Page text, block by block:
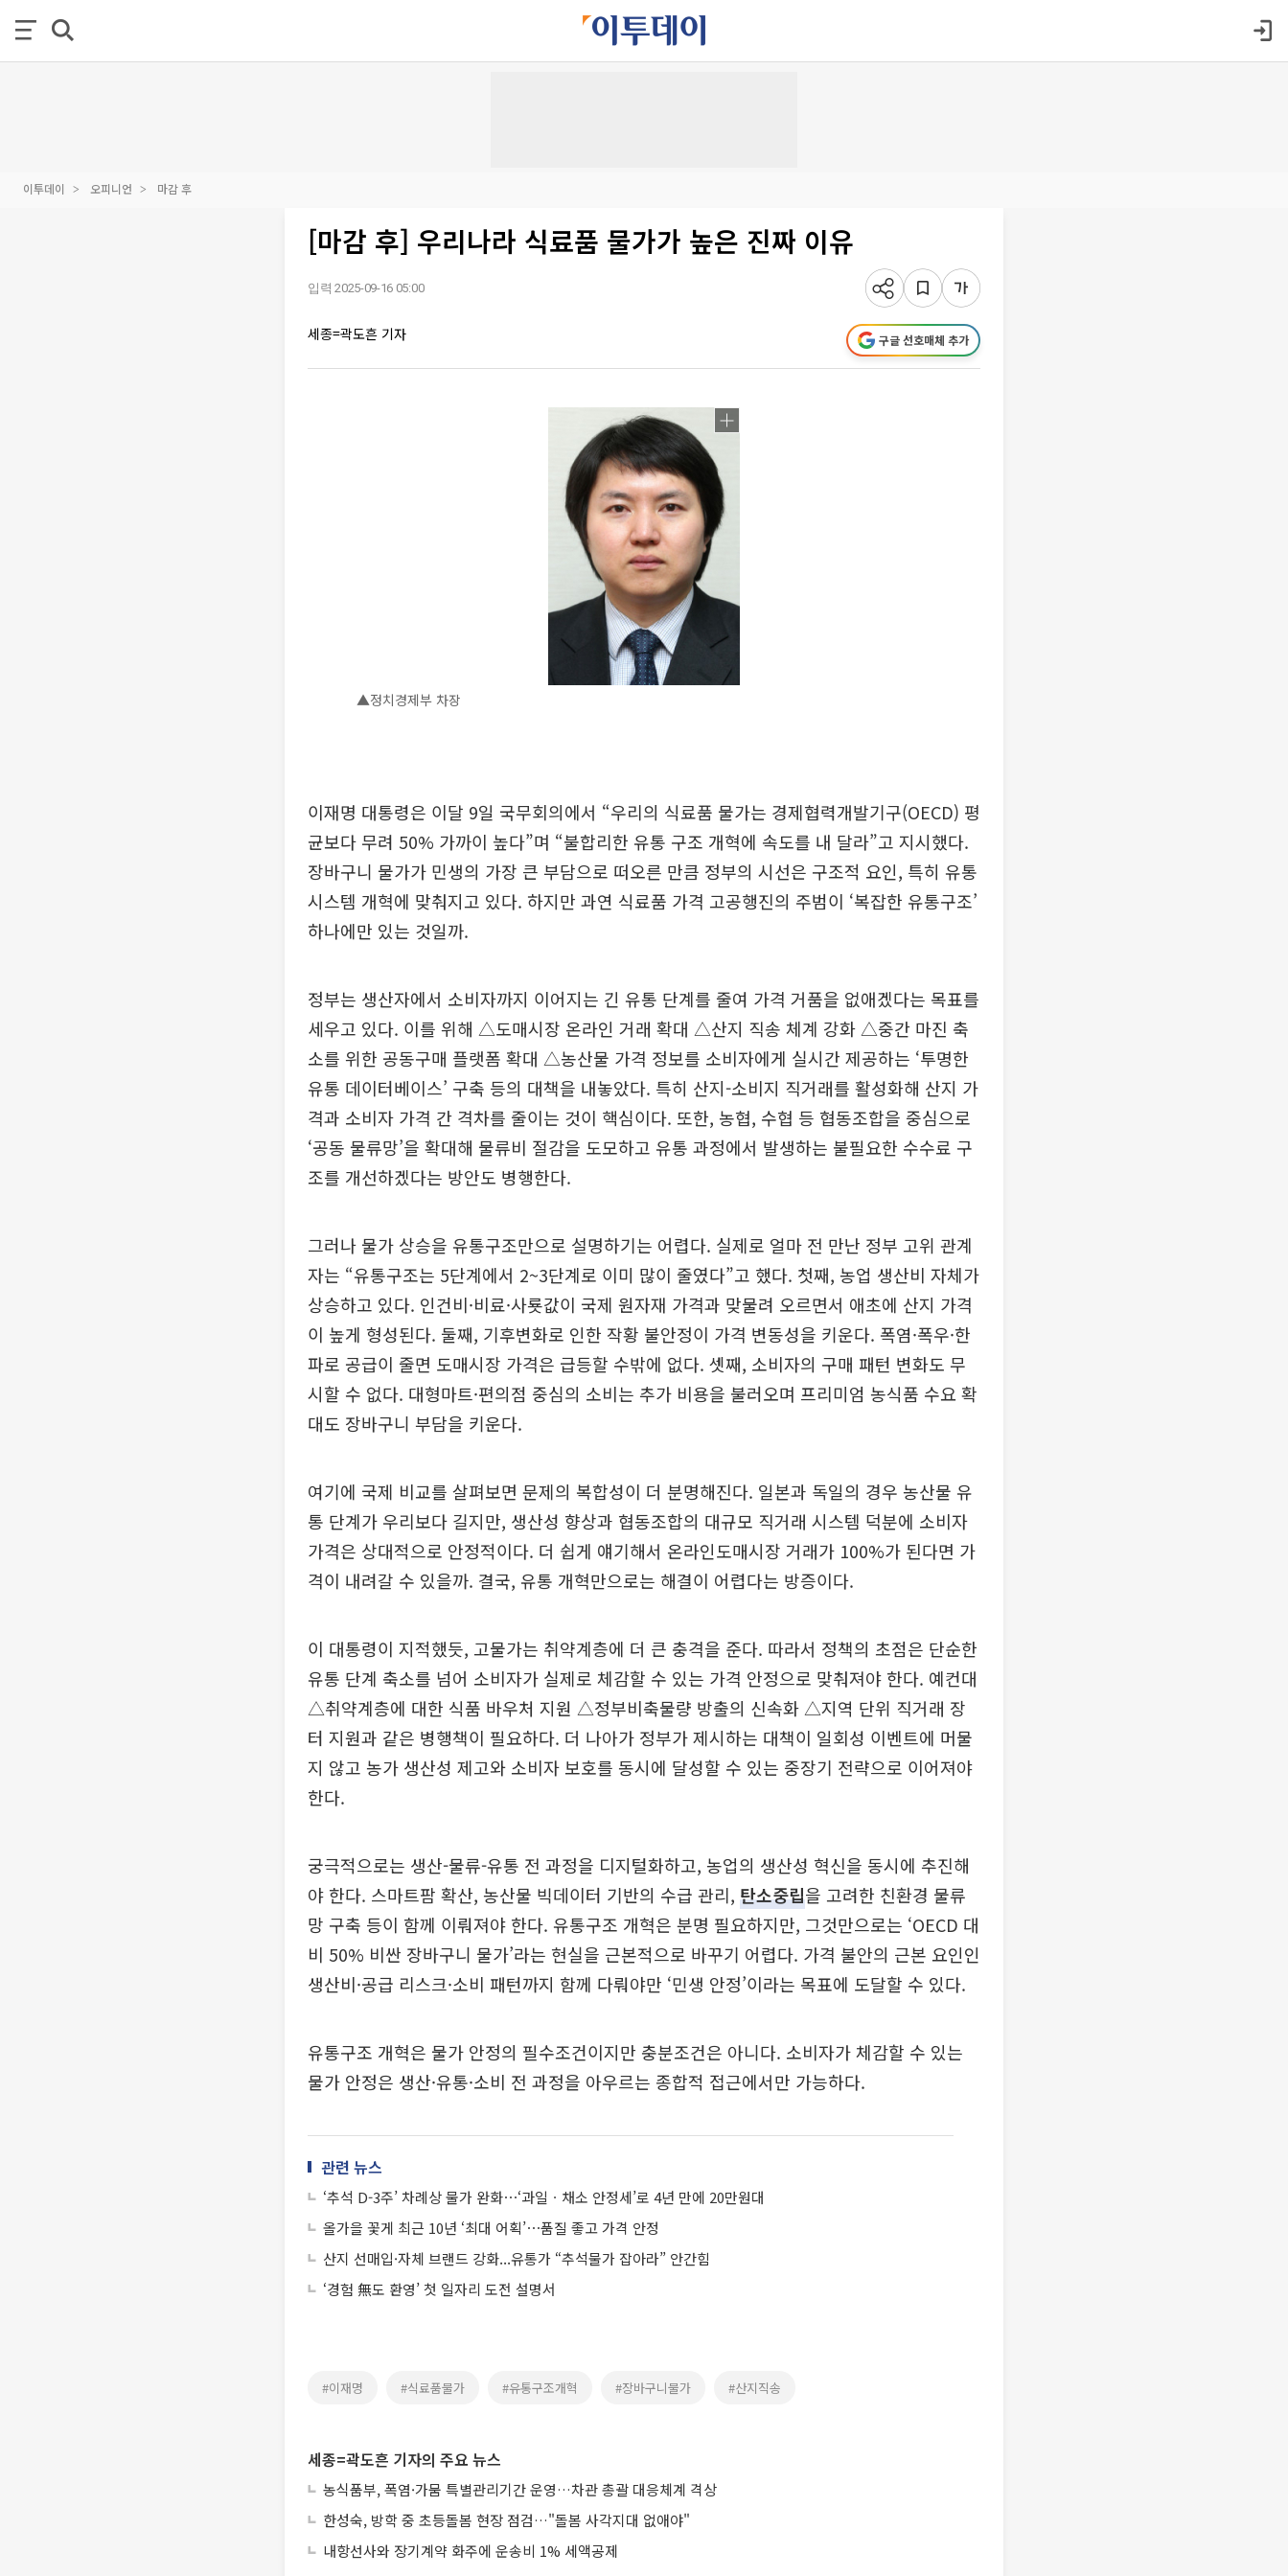
이투데이 오피니언 마감 후
[마감 후] 우리나라 식료품 물가가 높은 진짜 이유
입력 2025-09-16 05:00
세종=곽도흔 기자 구글 선호매체 추가
▲정치경제부 차장
이재명 대통령은 이달 9일 국무회의에서 “우리의 식료품 물가는 경제협력개발기구(OECD) 평
균보다 무려 50% 가까이 높다”며 “불합리한 유통 구조 개혁에 속도를 내 달라”고 지시했다.
장바구니 물가가 민생의 가장 큰 부담으로 떠오른 만큼 정부의 시선은 구조적 요인, 특히 유통
시스템 개혁에 맞춰지고 있다. 하지만 과연 식료품 가격 고공행진의 주범이 ‘복잡한 유통구조’
하나에만 있는 것일까.
정부는 생산자에서 소비자까지 이어지는 긴 유통 단계를 줄여 가격 거품을 없애겠다는 목표를
세우고 있다. 이를 위해 △도매시장 온라인 거래 확대 △산지 직송 체계 강화 △중간 마진 축
소를 위한 공동구매 플랫폼 확대 △농산물 가격 정보를 소비자에게 실시간 제공하는 ‘투명한
유통 데이터베이스’ 구축 등의 대책을 내놓았다. 특히 산지-소비지 직거래를 활성화해 산지 가
격과 소비자 가격 간 격차를 줄이는 것이 핵심이다. 또한, 농협, 수협 등 협동조합을 중심으로
‘공동 물류망’을 확대해 물류비 절감을 도모하고 유통 과정에서 발생하는 불필요한 수수료 구
조를 개선하겠다는 방안도 병행한다.
그러나 물가 상승을 유통구조만으로 설명하기는 어렵다. 실제로 얼마 전 만난 정부 고위 관계
자는 “유통구조는 5단계에서 2~3단계로 이미 많이 줄였다”고 했다. 첫째, 농업 생산비 자체가
상승하고 있다. 인건비·비료·사룟값이 국제 원자재 가격과 맞물려 오르면서 애초에 산지 가격
이 높게 형성된다. 둘째, 기후변화로 인한 작황 불안정이 가격 변동성을 키운다. 폭염·폭우·한
파로 공급이 줄면 도매시장 가격은 급등할 수밖에 없다. 셋째, 소비자의 구매 패턴 변화도 무
시할 수 없다. 대형마트·편의점 중심의 소비는 추가 비용을 불러오며 프리미엄 농식품 수요 확
대도 장바구니 부담을 키운다.
여기에 국제 비교를 살펴보면 문제의 복합성이 더 분명해진다. 일본과 독일의 경우 농산물 유
통 단계가 우리보다 길지만, 생산성 향상과 협동조합의 대규모 직거래 시스템 덕분에 소비자
가격은 상대적으로 안정적이다. 더 쉽게 얘기해서 온라인도매시장 거래가 100%가 된다면 가
격이 내려갈 수 있을까. 결국, 유통 개혁만으로는 해결이 어렵다는 방증이다.
이 대통령이 지적했듯, 고물가는 취약계층에 더 큰 충격을 준다. 따라서 정책의 초점은 단순한
유통 단계 축소를 넘어 소비자가 실제로 체감할 수 있는 가격 안정으로 맞춰져야 한다. 예컨대
△취약계층에 대한 식품 바우처 지원 △정부비축물량 방출의 신속화 △지역 단위 직거래 장
터 지원과 같은 병행책이 필요하다. 더 나아가 정부가 제시하는 대책이 일회성 이벤트에 머물
지 않고 농가 생산성 제고와 소비자 보호를 동시에 달성할 수 있는 중장기 전략으로 이어져야
한다.
궁극적으로는 생산-물류-유통 전 과정을 디지털화하고, 농업의 생산성 혁신을 동시에 추진해
야 한다. 스마트팜 확산, 농산물 빅데이터 기반의 수급 관리, 탄소중립을 고려한 친환경 물류
망 구축 등이 함께 이뤄져야 한다. 유통구조 개혁은 분명 필요하지만, 그것만으로는 ‘OECD 대
비 50% 비싼 장바구니 물가’라는 현실을 근본적으로 바꾸기 어렵다. 가격 불안의 근본 요인인
생산비·공급 리스크·소비 패턴까지 함께 다뤄야만 ‘민생 안정’이라는 목표에 도달할 수 있다.
유통구조 개혁은 물가 안정의 필수조건이지만 충분조건은 아니다. 소비자가 체감할 수 있는
물가 안정은 생산·유통·소비 전 과정을 아우르는 종합적 접근에서만 가능하다.
관련 뉴스
‘추석 D-3주’ 차례상 물가 완화⋯‘과일ㆍ채소 안정세’로 4년 만에 20만원대
올가을 꽃게 최근 10년 ‘최대 어획’⋯품질 좋고 가격 안정
산지 선매입·자체 브랜드 강화...유통가 “추석물가 잡아라” 안간힘
‘경험 無도 환영’ 첫 일자리 도전 설명서
#이재명 #식료품물가 #유통구조개혁 #장바구니물가 #산지직송
세종=곽도흔 기자의 주요 뉴스
농식품부, 폭염·가뭄 특별관리기간 운영…차관 총괄 대응체계 격상
한성숙, 방학 중 초등돌봄 현장 점검…"돌봄 사각지대 없애야"
내항선사와 장기계약 화주에 운송비 1% 세액공제